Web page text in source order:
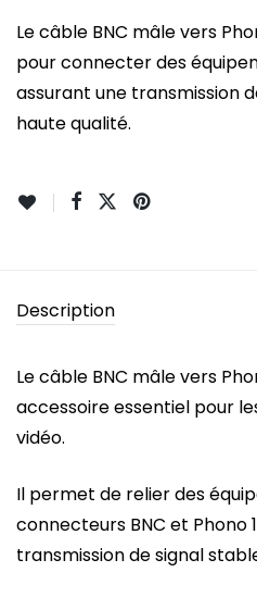
Le câble BNC mâle vers
pour connecter des
assurant une transmission
haute qualité.
Description
Le câble BNC mâle vers
accessoire essentiel pour
vidéo.
Il permet de relier des
connecteurs BNC et Phono
transmission de signal